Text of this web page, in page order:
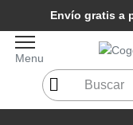
Envío gratis a
Menu